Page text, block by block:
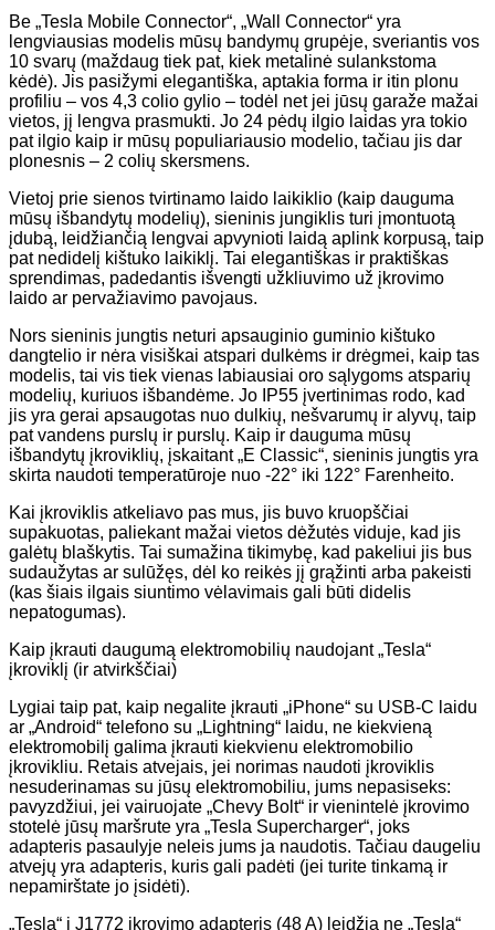
Be „Tesla Mobile Connector“, „Wall Connector“ yra
lengviausias modelis mūsų bandymų grupėje, sveriantis vos
10 svarų (maždaug tiek pat, kiek metalinė sulankstoma
kėdė). Jis pasižymi elegantiška, aptakia forma ir itin plonu
profiliu – vos 4,3 colio gylio – todėl net jei jūsų garaže mažai
vietos, jį lengva prasmukti. Jo 24 pėdų ilgio laidas yra tokio
pat ilgio kaip ir mūsų populiariausio modelio, tačiau jis dar
plonesnis – 2 colių skersmens.
Vietoj prie sienos tvirtinamo laido laikiklio (kaip dauguma
mūsų išbandytų modelių), sieninis jungiklis turi įmontuotą
įdubą, leidžiančią lengvai apvynioti laidą aplink korpusą, taip
pat nedidelį kištuko laikiklį. Tai elegantiškas ir praktiškas
sprendimas, padedantis išvengti užkliuvimo už įkrovimo
laido ar pervažiavimo pavojaus.
Nors sieninis jungtis neturi apsauginio guminio kištuko
dangtelio ir nėra visiškai atspari dulkėms ir drėgmei, kaip tas
modelis, tai vis tiek vienas labiausiai oro sąlygoms atsparių
modelių, kuriuos išbandėme. Jo IP55 įvertinimas rodo, kad
jis yra gerai apsaugotas nuo dulkių, nešvarumų ir alyvų, taip
pat vandens purslų ir purslų. Kaip ir dauguma mūsų
išbandytų įkroviklių, įskaitant „E Classic“, sieninis jungtis yra
skirta naudoti temperatūroje nuo -22° iki 122° Farenheito.
Kai įkroviklis atkeliavo pas mus, jis buvo kruopščiai
supakuotas, paliekant mažai vietos dėžutės viduje, kad jis
galėtų blaškytis. Tai sumažina tikimybę, kad pakeliui jis bus
sudaužytas ar sulūžęs, dėl ko reikės jį grąžinti arba pakeisti
(kas šiais ilgais siuntimo vėlavimais gali būti didelis
nepatogumas).
Kaip įkrauti daugumą elektromobilių naudojant „Tesla“
įkroviklį (ir atvirkščiai)
Lygiai taip pat, kaip negalite įkrauti „iPhone“ su USB-C laidu
ar „Android“ telefono su „Lightning“ laidu, ne kiekvieną
elektromobilį galima įkrauti kiekvienu elektromobilio
įkrovikliu. Retais atvejais, jei norimas naudoti įkroviklis
nesuderinamas su jūsų elektromobiliu, jums nepasiseks:
pavyzdžiui, jei vairuojate „Chevy Bolt“ ir vienintelė įkrovimo
stotelė jūsų maršrute yra „Tesla Supercharger“, joks
adapteris pasaulyje neleis jums ja naudotis. Tačiau daugeliu
atvejų yra adapteris, kuris gali padėti (jei turite tinkamą ir
nepamirštate jo įsidėti).
„Tesla“ į J1772 įkrovimo adapteris (48 A) leidžia ne „Tesla“